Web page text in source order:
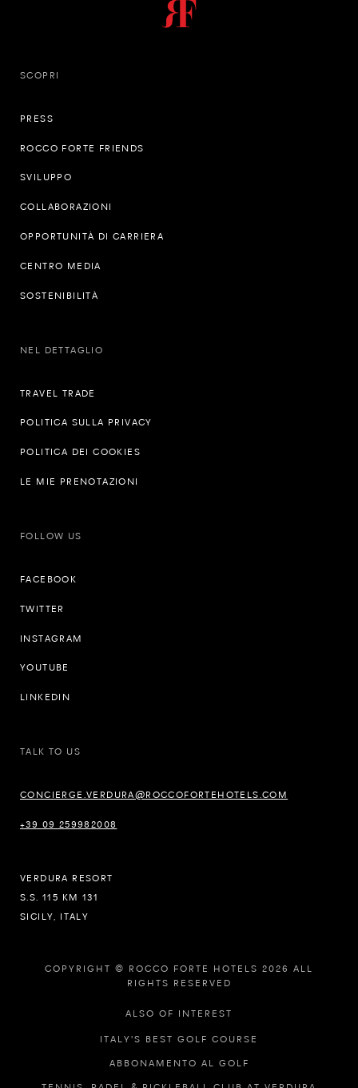
SCOPRI
PRESS
ROCCO FORTE FRIENDS
SVILUPPO
COLLABORAZIONI
OPPORTUNITÀ DI CARRIERA
CENTRO MEDIA
SOSTENIBILITÀ
NEL DETTAGLIO
TRAVEL TRADE
POLITICA SULLA PRIVACY
POLITICA DEI COOKIES
LE MIE PRENOTAZIONI
FOLLOW US
FACEBOOK
TWITTER
INSTAGRAM
YOUTUBE
LINKEDIN
TALK TO US
CONCIERGE.VERDURA@ROCCOFORTEHOTELS.COM
+39 09 259982008
VERDURA RESORT
S.S. 115 KM 131
SICILY, ITALY
COPYRIGHT © ROCCO FORTE HOTELS 2026 ALL
RIGHTS RESERVED
ALSO OF INTEREST
ITALY'S BEST GOLF COURSE
ABBONAMENTO AL GOLF